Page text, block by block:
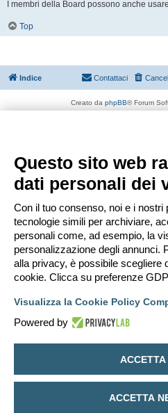
I membri della Board possono anche
Top
Indice Contattaci
Creato da phpBB® Forum
Questo sito web
dati personali dei
Con il tuo consenso, noi e i
tecnologie simili per archiviare,
personali come, ad esempio, la
personalizzazione degli annunci.
alla privacy, è possibile scegliere
cookie. Clicca su preferenze
Visualizza la Cookie Policy
Powered by
ACCETTA